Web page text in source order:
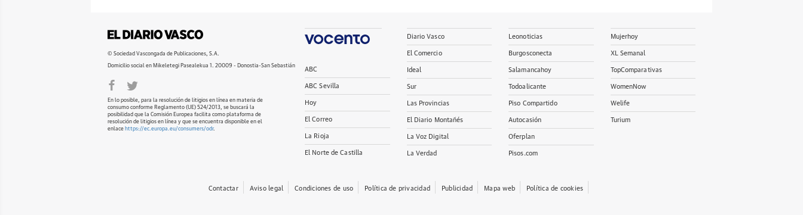
© Sociedad Vascongada de Publicaciones, S.A.
Domicilio social en Mikeletegi Pasealekua 1. 20009 - Donostia-San Sebastián
En lo posible, para la resolución de litigios en línea en materia de
consumo conforme Reglamento (UE) 524/2013, se buscará la
posibilidad que la Comisión Europea facilita como plataforma de
resolución de litigios en línea y que se encuentra disponible en el
enlace https://ec.europa.eu/consumers/odr.
ABC
ABC Sevilla
Hoy
El Correo
La Rioja
El Norte de Castilla
Diario Vasco
El Comercio
Ideal
Sur
Las Provincias
El Diario Montañés
La Voz Digital
La Verdad
Leonoticias
Burgosconecta
Salamancahoy
Todoalicante
Piso Compartido
Autocasión
Oferplan
Pisos.com
Mujerhoy
XL Semanal
TopComparativas
WomenNow
Welife
Turium
Contactar Aviso legal Condiciones de uso Política de privacidad Publicidad Mapa web Política de cookies